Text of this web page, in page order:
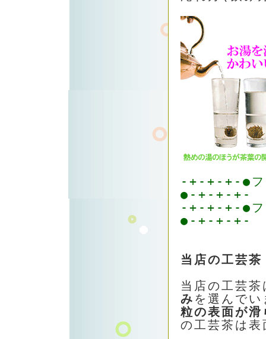
-+-+-+-●フ
●-+-+-+-
-+-+-+-●フ
●-+-+-+-
当店の工芸
当店の工芸茶
み を選んで
粒の表面が
の工芸茶は